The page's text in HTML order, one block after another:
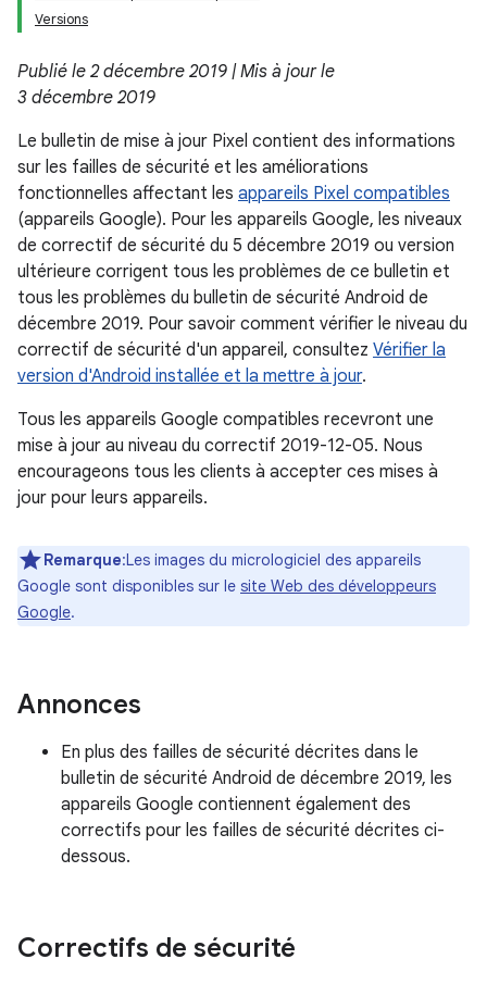
Versions
Publié le 2 décembre 2019 | Mis à jour le
3 décembre 2019
Le bulletin de mise à jour Pixel contient des informations
sur les failles de sécurité et les améliorations
fonctionnelles affectant les appareils Pixel compatibles
(appareils Google). Pour les appareils Google, les niveaux
de correctif de sécurité du 5 décembre 2019 ou version
ultérieure corrigent tous les problèmes de ce bulletin et
tous les problèmes du bulletin de sécurité Android de
décembre 2019. Pour savoir comment vérifier le niveau du
correctif de sécurité d'un appareil, consultez Vérifier la
version d'Android installée et la mettre à jour.
Tous les appareils Google compatibles recevront une
mise à jour au niveau du correctif 2019-12-05. Nous
encourageons tous les clients à accepter ces mises à
jour pour leurs appareils.
Remarque:Les images du micrologiciel des appareils
Google sont disponibles sur le site Web des développeurs
Google.
Annonces
En plus des failles de sécurité décrites dans le
bulletin de sécurité Android de décembre 2019, les
appareils Google contiennent également des
correctifs pour les failles de sécurité décrites ci-
dessous.
Correctifs de sécurité